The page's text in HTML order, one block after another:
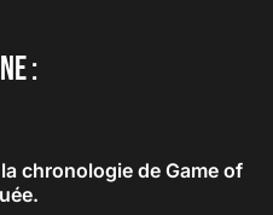
:
chronologie de Game of